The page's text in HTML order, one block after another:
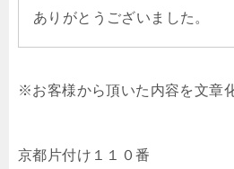
ありがとうございました。
※お客様から頂いた内容を文章
京都片付け１１０番